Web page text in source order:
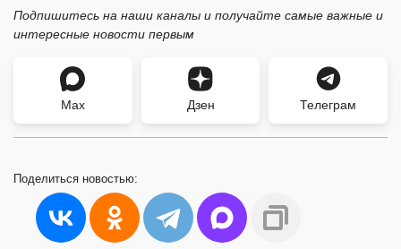
Подпишитесь на наши каналы и получайте самые важные и
интересные новости первым
Max Дзен Телеграм
Поделиться новостью: